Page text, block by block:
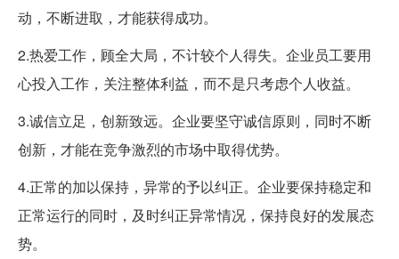
动，不断进取，才能获得成功。
2.热爱工作，顾全大局，不计较个人得失。企业员工要用
心投入工作，关注整体利益，而不是只考虑个人收益。
3.诚信立足，创新致远。企业要坚守诚信原则，同时不断
创新，才能在竞争激烈的市场中取得优势。
4.正常的加以保持，异常的予以纠正。企业要保持稳定和
正常运行的同时，及时纠正异常情况，保持良好的发展态
势。